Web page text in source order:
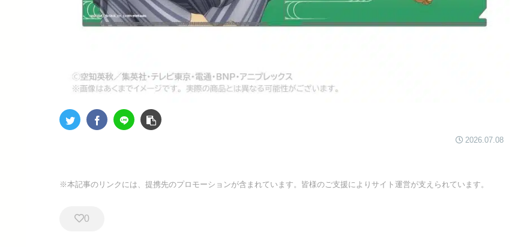
2026.07.08
※本記事のリンクには、提携先のプロモーションが含まれています。皆様のご支援によりサイト運営が支えられています。
0